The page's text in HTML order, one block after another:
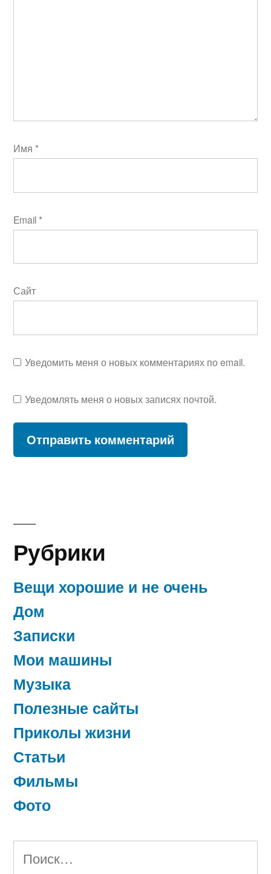
Имя *
Email *
Сайт
Уведомить меня о новых комментариях по email.
Уведомлять меня о новых записях почтой.
Рубрики
Вещи хорошие и не очень
Дом
Записки
Мои машины
Музыка
Полезные сайты
Приколы жизни
Статьи
Фильмы
Фото
Найти: